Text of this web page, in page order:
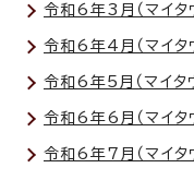
令和6年3月（マイタ
令和6年4月（マイタ
令和6年5月（マイタ
令和6年6月（マイタ
令和6年7月（マイタ